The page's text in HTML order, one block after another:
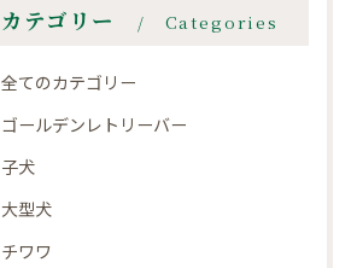
カテゴリー Categories
全てのカテゴリー
ゴールデンレトリーバー
子犬
大型犬
チワワ